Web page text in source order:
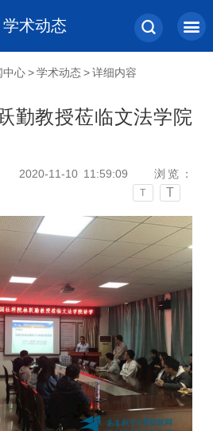
学术动态
中心 > 学术动态 > 详细内容
勤教授莅临文法学院
2020-11-10 11:59:09
浏览：
T T